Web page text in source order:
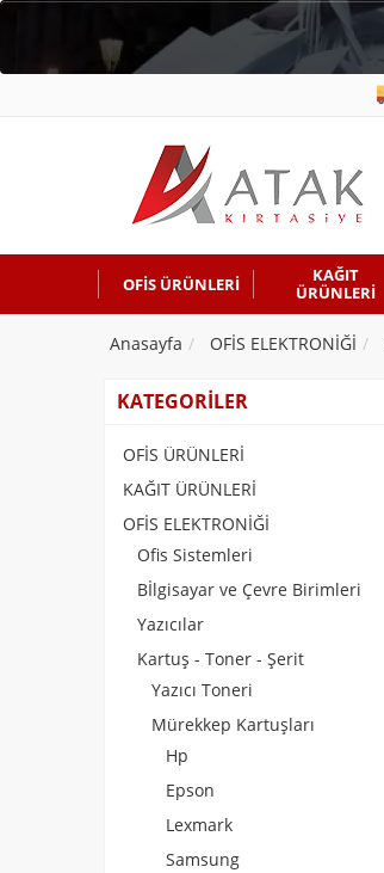
OFİS ÜRÜNLERİ
KAĞIT
ÜRÜNLERİ
Anasayfa OFİS ELEKTRONİĞİ
KATEGORİLER
OFİS ÜRÜNLERİ
KAĞIT ÜRÜNLERİ
OFİS ELEKTRONİĞİ
Ofis Sistemleri
Bİlgisayar ve Çevre Birimleri
Yazıcılar
Kartuş - Toner - Şerit
Yazıcı Toneri
Mürekkep Kartuşları
Hp
Epson
Lexmark
Samsung